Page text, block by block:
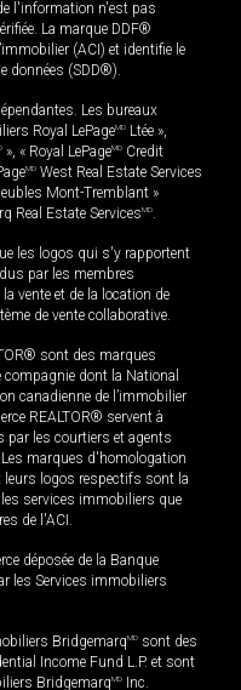
l'information n'est pas
La marque DDF®
(ACI) et identifie le
données (SDD®).
Les bureaux
Royal LePageMD Ltée »,
», « Royal LePageMD Credit
MD West Real Estate Services
Mont-Tremblant »
Real Estate ServicesMD.
les logos qui s'y rapportent
par les membres
vente et de la location de
de vente collaborative.
sont des marques
compagnie dont la National
canadienne de l’immobilier
REALTOR® servent à
les courtiers et agents
marques d'homologation
logos respectifs sont la
services immobiliers que
de l'ACI.
déposée de la Banque
les Services immobiliers
BridgemarqMD sont des
Income Fund L.P. et sont
BridgemarqMD Inc.